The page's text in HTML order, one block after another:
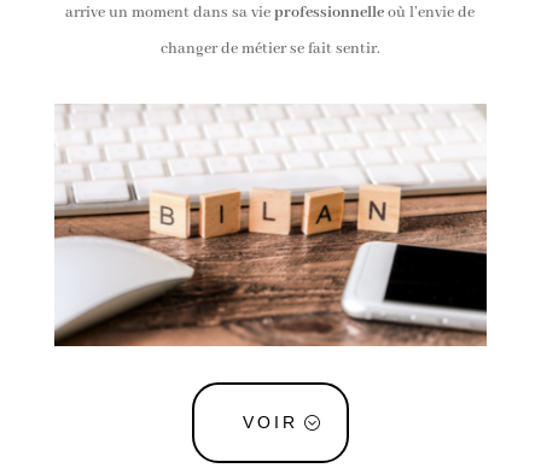
arrive un moment dans sa vieprofessionnelleoù l’envie de
changer de métier se fait sentir.
VOIR